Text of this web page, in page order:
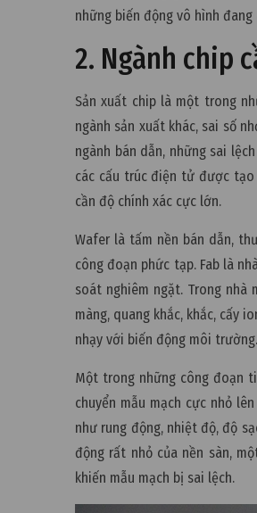
những biến động vô hình
2. Ngành chip
Sản xuất chip là một trong
ngành sản xuất khác, sai số
ngành bán dẫn, những sai
các cấu trúc điện tử được tạo
cần độ chính xác cực lớn.
Wafer là tấm nền bán dẫn,
công đoạn phức tạp. Fab là
soát nghiêm ngặt. Trong nhà
màng, quang khắc, khắc, cấy
nhạy với biến động môi trường.
Một trong những công đoạn
chuyển mẫu mạch cực nhỏ
như rung động, nhiệt độ, độ
động rất nhỏ của nền sàn,
khiến mẫu mạch bị sai lệch.